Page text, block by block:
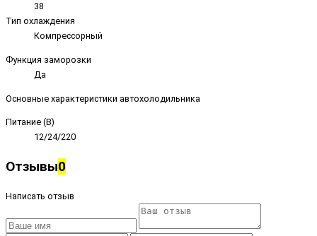
38
Тип охлаждения
Компрессорный
Функция заморозки
Да
Основные характеристики автохолодильника
Питание (В)
12/24/220
Отзывы0
Написать отзыв